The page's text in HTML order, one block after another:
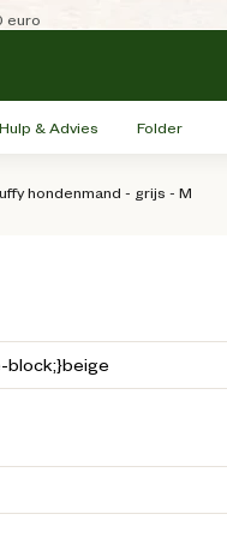
euro
Hulp & Advies Folder
hondenmand - grijs - M